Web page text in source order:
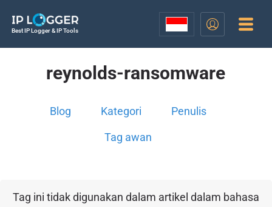
Best IP Logger & IP Tools
reynolds-ransomware
Blog Kategori Penulis
Tag awan